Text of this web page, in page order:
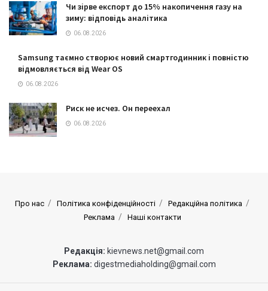
Чи зірве експорт до 15% накопичення газу на
зиму: відповідь аналітика
06.08.2026
Samsung таємно створює новий смартгодинник і повністю
відмовляється від Wear OS
06.08.2026
Риск не исчез. Он переехал
06.08.2026
Про нас Політика конфіденційності
Редакційна політика
Реклама
Наші контакти
Редакція: kievnews.net@gmail.com
Реклама: digestmediaholding@gmail.com